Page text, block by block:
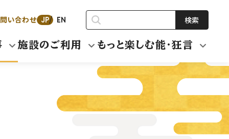
い合わせ JP EN 検索
施設のご利用 もっと楽しむ能・狂言